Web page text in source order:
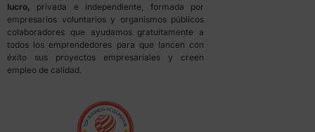
lucro, privada e independiente, formada por
empresarios voluntarios y organismos públicos
colaboradores que ayudamos gratuitamente a
todos los emprendedores para que lancen con
éxito sus proyectos empresariales y creen
empleo de calidad.